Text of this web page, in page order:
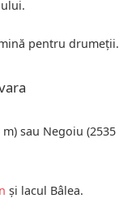
pentru drumeții.
m) sau Negoiu (2535
și lacul Bâlea.